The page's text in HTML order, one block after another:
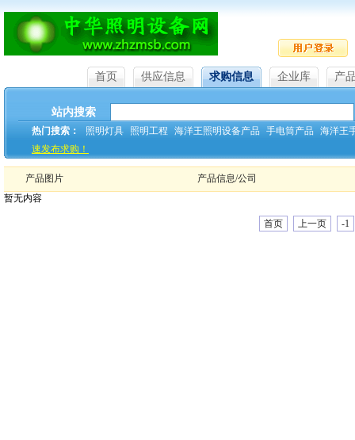
首页 供应信息 求购信息 企业库 产
站内搜索
热门搜索： 照明灯具 照明工程 海洋王照明设备产品 手电筒产品
海洋王
速发布求购！
产品图片
产品信息/公司
暂无内容
首页 上一页 -1